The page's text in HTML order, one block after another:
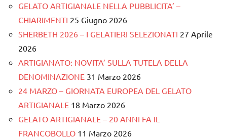
GELATO ARTIGIANALE NELLA PUBBLICITA’ –
CHIARIMENTI 25 Giugno 2026
SHERBETH 2026 – I GELATIERI SELEZIONATI 27 Aprile
2026
ARTIGIANATO: NOVITA’ SULLA TUTELA DELLA
DENOMINAZIONE 31 Marzo 2026
24 MARZO – GIORNATA EUROPEA DEL GELATO
ARTIGIANALE 18 Marzo 2026
GELATO ARTIGIANALE – 20 ANNI FA IL
FRANCOBOLLO 11 Marzo 2026